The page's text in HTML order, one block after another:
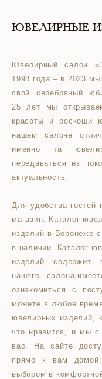
ЮВЕЛИРНЫЕ
Ювелирный салон
1998 года – в 2023
свой серебряный
25 лет мы
красоты и роскоши
нашем салоне
именно та
передаваться из
актуальность.
Для удобства гостей
магазин. Каталог
изделий в Воронеже
в наличии. Каталог
изделий содержит
нашего
ознакомиться с
можете в любое
ювелирных изделий,
что нравится, и мы с
вас. На сайте
прямо к вам
выбором в